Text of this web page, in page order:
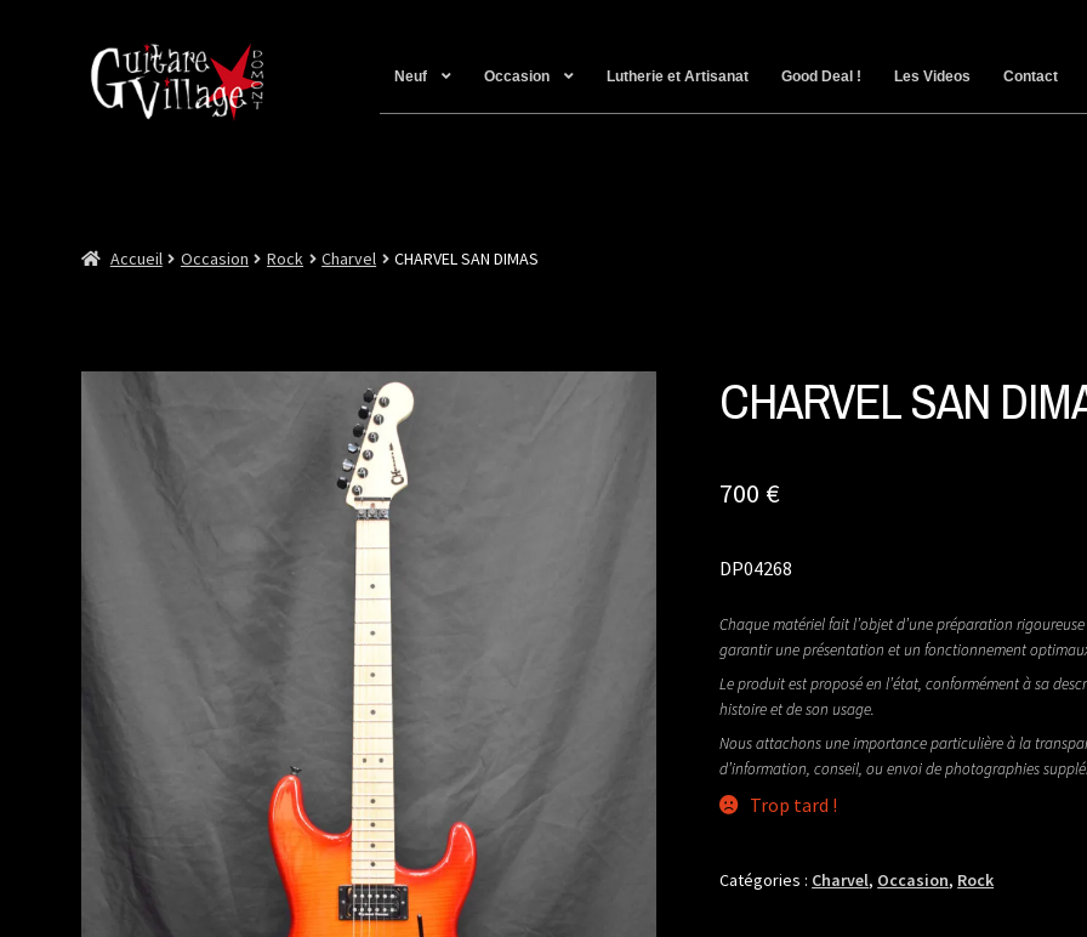
Neuf Occasion Lutherie et Artisanat Good Deal ! Les Videos Contact
Accueil Occasion Rock Charvel CHARVEL SAN DIMAS
CHARVEL SAN
700 €
DP04268
Chaque matériel fait l’objet d’une préparation
garantir une présentation et un fonctionnement
Le produit est proposé en l’état, conformément à sa
histoire et de son usage.
Nous attachons une importance particulière à la
d’information, conseil, ou envoi de photographies
Trop tard !
Catégories : Charvel, Occasion, Rock